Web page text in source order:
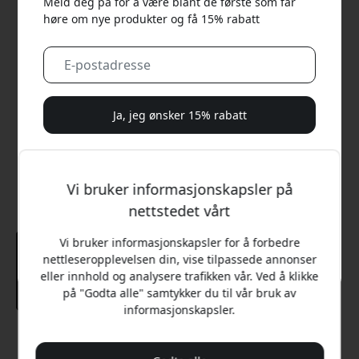
Anbefalt pris
Vi bruker informasjonskapsler på
nettstedet vårt
Vi bruker informasjonskapsler for å forbedre
nettleseropplevelsen din, vise tilpassede annonser
eller innhold og analysere trafikken vår. Ved å klikke
på "Godta alle" samtykker du til vår bruk av
informasjonskapsler.
høre om nye produkter og få 15% rabatt
Ja, jeg ønsker 15% rabatt
opplæringsserier og spesialtilbud.